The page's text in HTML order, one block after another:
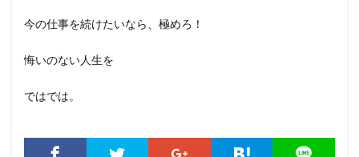
今の仕事を続けたいなら、極めろ！
悔いのない人生を
ではでは。